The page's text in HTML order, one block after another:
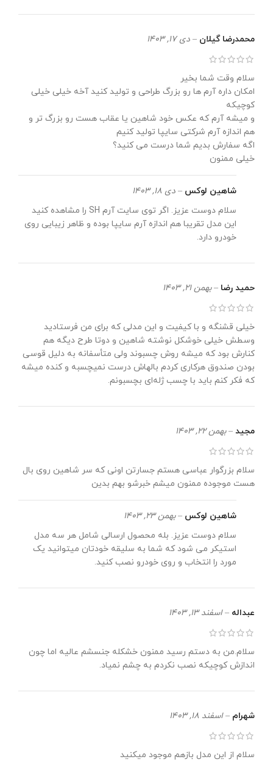
محمدرضا گیلان – دی 17, 1403
سلام وقت شما بخیر
امکان داره آرم ها رو بزرگ طراحی و تولید کنید آخه خیلی خیلی
کوچیکه
و میشه آرم که عکس خود شاهین یا عقاب هست رو بزرگ تر و
هم اندازه آرم شرکتی سایپا تولید کنیم
اگه سفارش بدیم شما درست می کنید؟
خیلی ممنون
شاهین لوکس – دی 18, 1403
سلام دوست عزیز. اگر توی سایت آرم SH را مشاهده کنید
این مدل تقریبا هم اندازه آرم سایپا بوده و ظاهر زیبایی روی
خودرو دارد.
حمید رضا – بهمن 21, 1403
خیلی قشنگه و با کیفیت و این مدلی که برای من فرستادید
وسطش خیلی خوشکل نوشته شاهین و دوتا طرح دیگه هم
کنارش بود که میشه روش چسبوند ولی متأسفانه به دلیل قوسی
بودن صندوق هرکاری کردم بالهاش درست نمیچسبه و کنده میشه
که فکر کنم باید با چسب ژله‌ای بچسبونم.
مجید – بهمن 22, 1403
سلام بزرگوار عباسی هستم جسارتن اونی که سر شاهین روی بال
هست موجوده ممنون میشم خبرشو بهم بدین
شاهین لوکس – بهمن 23, 1403
سلام دوست عزیز. بله محصول ارسالی شامل هر سه مدل
استیکر می شود که شما به سلیقه خودتان میتوانید یک
مورد را انتخاب و روی خودرو نصب کنید.
عبداله – اسفند 13, 1403
سلام.من به دستم رسید ممنون خشکله جنسشم عالیه اما چون
اندازش کوچیکه نصب نکردم به چشم نمیاد.
شهرام – اسفند 18, 1403
سلام از این مدل بازهم موجود میکنید